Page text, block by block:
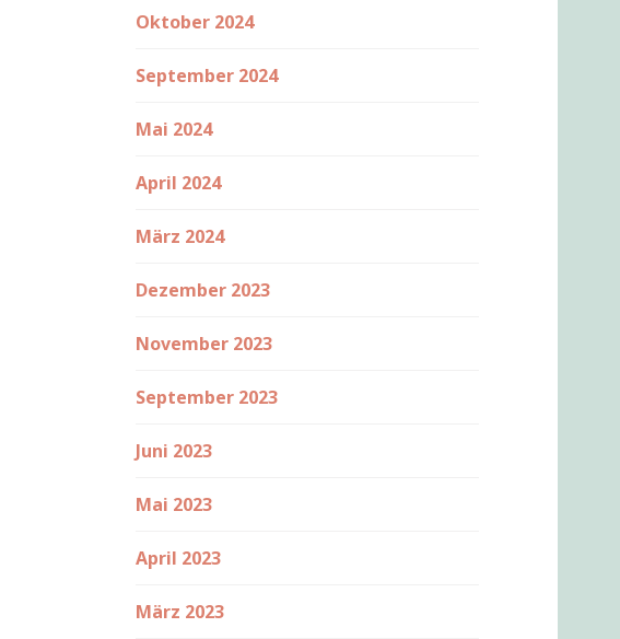
Oktober 2024
September 2024
Mai 2024
April 2024
März 2024
Dezember 2023
November 2023
September 2023
Juni 2023
Mai 2023
April 2023
März 2023